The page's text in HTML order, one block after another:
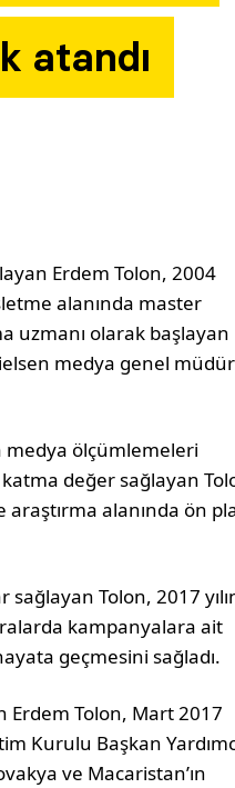
atandı
Erdem Tolon, 2004
alanında master
uzmanı olarak başlayan
medya genel
medya ölçümlemeleri
değer sağlayan
alanında ön
Tolon, 2017
kampanyalara ait
geçmesini sağladı.
Tolon, Mart 2017
Kurulu Başkan
ve Macaristan’ın